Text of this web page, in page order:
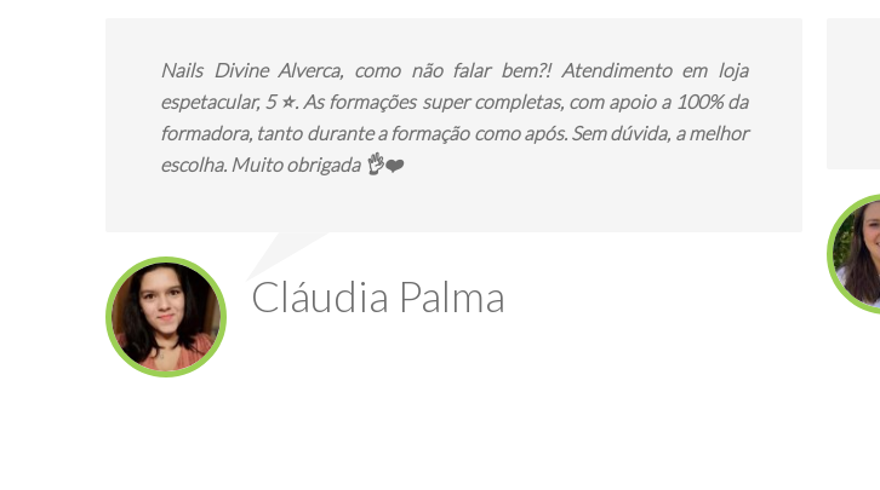
Nails Divine Alverca, como não falar bem?! Atendimento em loja
espetacular, 5 ⭐. As formações super completas, com apoio a 100% da
formadora, tanto durante a formação como após. Sem dúvida, a melhor
escolha. Muito obrigada 👌❤️
Cláudia Palma